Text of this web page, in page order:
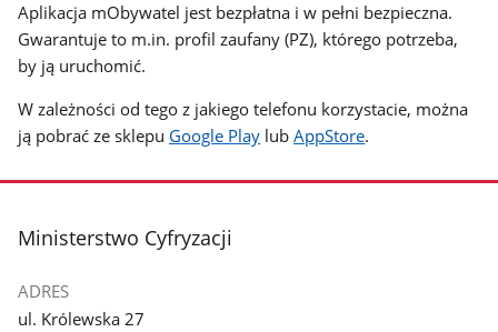
Aplikacja mObywatel jest bezpłatna i w pełni bezpieczna.
Gwarantuje to m.in. profil zaufany (PZ), którego potrzeba,
by ją uruchomić.
W zależności od tego z jakiego telefonu korzystacie, można
ją pobrać ze sklepu Google Play lubAppStore.
stopka
Ministerstwo Cyfryzacji
ADRES
ul. Królewska 27